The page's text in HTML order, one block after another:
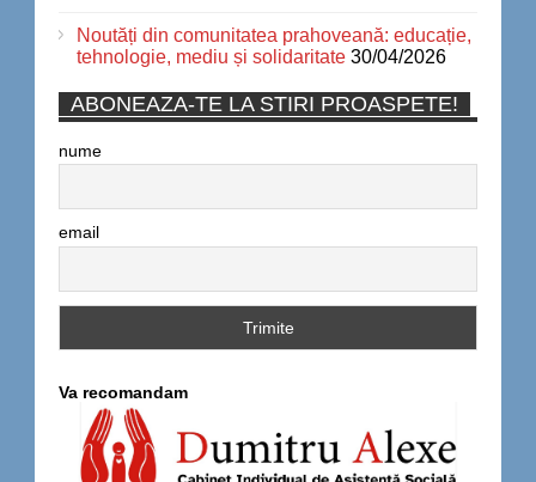
Noutăți din comunitatea prahoveană: educație,
tehnologie, mediu și solidaritate 30/04/2026
ABONEAZA-TE LA STIRI PROASPETE!
nume
email
Va recomandam